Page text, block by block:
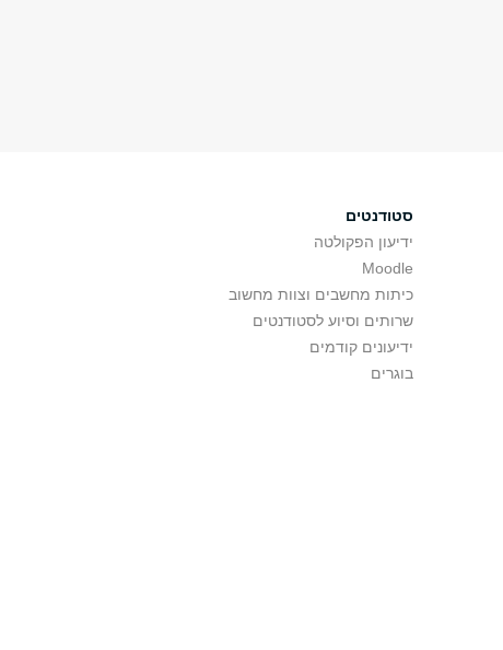
סטודנטים
ידיעון הפקולטה
Moodle
כיתות מחשבים וצוות מחשוב
שרותים וסיוע לסטודנטים
ידיעונים קודמים
בוגרים